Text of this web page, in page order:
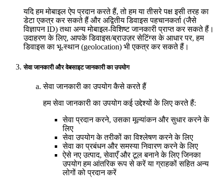
यदि हम मोबाइल ऐप प्रदान करते हैं, तो हम या तीसरे पक्ष इसी तरह का
डेटा एकत्र कर सकते हैं और अद्वितीय डिवाइस पहचानकर्ता (जैसे
विज्ञापन ID) तथा अन्य मोबाइल-विशिष्ट जानकारी प्राप्त कर सकते हैं।
उदाहरण के लिए, आपके डिवाइस/ब्राउज़र सेटिंग्स के आधार पर, हम
डिवाइस का भू-स्थान (geolocation) भी एकत्र कर सकते हैं।
सेवा जानकारी और वेबसाइट जानकारी का उपयोग
सेवा जानकारी का उपयोग कैसे करते हैं
हम सेवा जानकारी का उपयोग कई उद्देश्यों के लिए करते हैं:
सेवा प्रदान करने, उसका मूल्यांकन और सुधार करने के
लिए
सेवा उपयोग के तरीकों का विश्लेषण करने के लिए
सेवा का प्रबंधन और समस्या निवारण करने के लिए
ऐसे नए उत्पाद, सेवाएँ और टूल बनाने के लिए जिनका
उपयोग हम आंतरिक रूप से करें या ग्राहकों सहित अन्य
लोगों को प्रदान करें